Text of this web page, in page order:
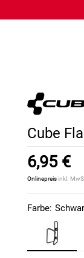
Cube
6,95 €
Onlinepreisinkl.
Farbe: